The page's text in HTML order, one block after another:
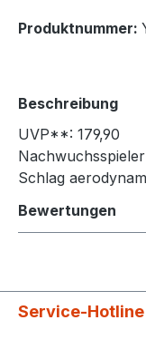
Produktnummer:
Beschreibung
UVP**: 179,90
Schlag
Bewertungen
Service-Hotline